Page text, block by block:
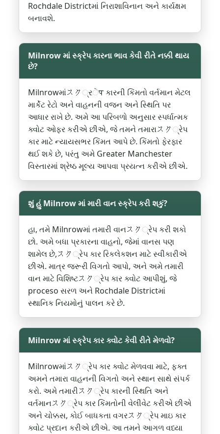
Rochdale Districtમાં નિરાશાવિનાન અને કાર્યક્ષમ
બનાવશે.
Milnrow માં સ્ક્રેપ કારના ભાવ કેવી રીતે નક્કી થાય
છે?
Milnrowમાંスク્રेप કારની કિંમતો વર્તમાન મેટલ
માર્કેટ રેટો અને વાહનની વજન અને સ્થિતિ પર
આધાર રાખે છે. અમે આ પરિબળો અનુસાર સ્પર્ધાત્મક
ક્વોટ ઓફર કરીએ છીએ, જે તમને તમારાスク્રેપ
કાર માટે ન્યાયસભર કિંમત આપે છે. કિંમતો ફેરફાર
થઈ શકે છે, પરંતુ અમે Greater Manchester
વિસ્તારમાં શ્રેષ્ઠ મૂલ્ય આપવા પ્રયત્ન કરીએ છીએ.
શું હું Milnrow માં મારી વાન સ્ક્રેપ કરી શકું?
હા, તમે Milnrowમાં તમારી વાનスク્રેપ કરી શકો
છો. અમે બધા પ્રકારના વાહનો, જેમાં વાનસ પણ
શામેલ છે,スク્રેપ કાર રિકલેકશન માટે સ્વીકારીએ
છીએ. માત્ર જરૂરી વિગતો આપો, અને અમે તમારી
વાન માટે વિશિષ્ટスク્રેપ કાર ક્વોટ આપીશું, જે
proceso સરળ અને Rochdale Districtમાં
સ્થાનિક નિયમોનું પાલન કરે છે.
Milnrow માં સ્ક્રેપ કાર ક્વોટ કેવી રીતે મેળવો?
Milnrowમાંスク્રેપ કાર ક્વોટ મેળવવા માટે, ફક્ત
અમને તમારા વાહનની વિગતો અને સ્થાન સાથે સંપર્ક
કરો. અમે તમારીスク્રેપ કારની સ્થિતિ અને
વર્તમાનスク્રેપ કાર કિંમતોની વેલીવેટ કરીએ છીએ
અને ચોક્કસ, કોઈ બાધકતા વગરスク્રેપ માઇ કાર
ક્વોટ પ્રદાન કરીએ છીએ. આ તમને આગળ વધ્યા